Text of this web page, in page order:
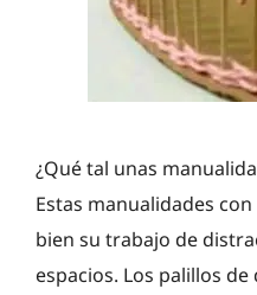
¿Qué tal unas
Estas manualidades
bien su trabajo de
espacios. Los palillos